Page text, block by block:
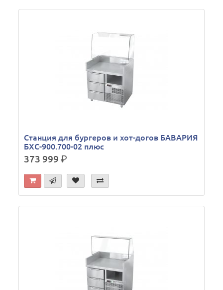
Станция для бургеров и хот-догов БАВАРИЯ
БХС-900.700-02 плюс
373 999р.